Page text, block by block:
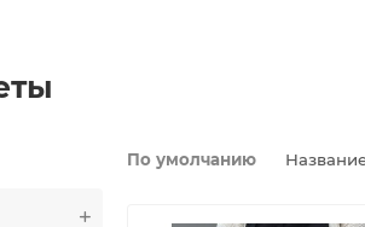
По умолчанию